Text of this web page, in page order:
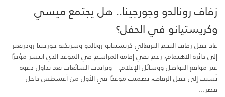
زفاف رونالدو وجورجينا.. هل يجتمع ميسي
وكريستيانو في الحفل؟
عاد حفل زفاف النجم البرتغالي كريستيانو رونالدو وشريكته جورجينا رودريغيز
إلى دائرة الاهتمام، رغم نفي إقامة المراسم في الموعد الذي انتشر مؤخرًا
عبر مواقع التواصل ووسائل الإعلام. وتزايدت الشائعات بعد تداول دعوة
نُسبت إلى حفل الزفاف، تضمنت موعدًا في الأول من أغسطس داخل
قصر...